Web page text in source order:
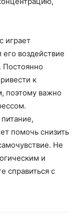
играет
воздействие
Постоянно
к
поэтому важно
помочь снизить
Не
и
справиться с